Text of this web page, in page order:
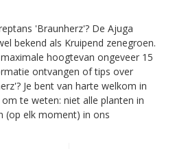
'Braunherz'? De Ajuga
bekend als Kruipend zenegroen.
hoogtevan ongeveer 15
ontvangen of tips over
Je bent van harte welkom in
te weten: niet alle planten in
(op elk moment) in ons